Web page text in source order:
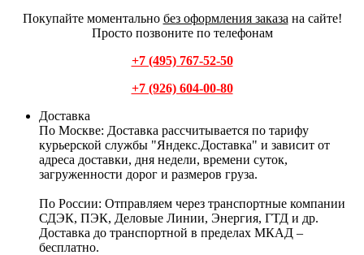
Покупайте моментально без оформления заказа на сайте!
Просто позвоните по телефонам
+7 (495) 767-52-50
+7 (926) 604-00-80
Доставка
По Москве: Доставка рассчитывается по тарифу
курьерской службы "Яндекс.Доставка" и зависит от
адреса доставки, дня недели, времени суток,
загруженности дорог и размеров груза.
По России: Отправляем через транспортные компании
СДЭК, ПЭК, Деловые Линии, Энергия, ГТД и др.
Доставка до транспортной в пределах МКАД –
бесплатно.